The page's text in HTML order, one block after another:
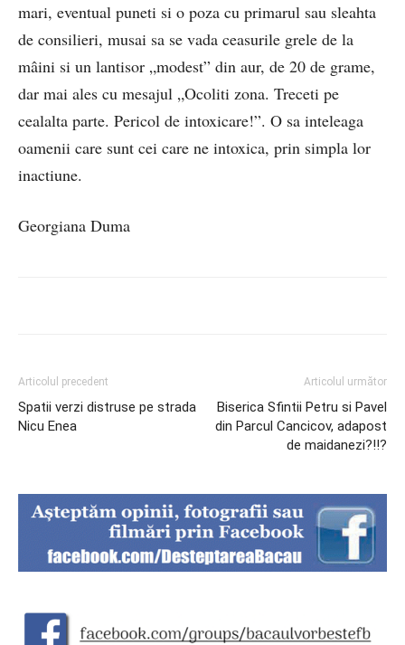
mari, eventual puneti si o poza cu primarul sau sleahta
de consilieri, musai sa se vada ceasurile grele de la
mâini si un lantisor „modest” din aur, de 20 de grame,
dar mai ales cu mesajul „Ocoliti zona. Treceti pe
cealalta parte. Pericol de intoxicare!”. O sa inteleaga
oamenii care sunt cei care ne intoxica, prin simpla lor
inactiune.
Georgiana Duma
Articolul precedent
Spatii verzi distruse pe strada
Nicu Enea
Articolul următor
Biserica Sfintii Petru si Pavel
din Parcul Cancicov, adapost
de maidanezi?!!?